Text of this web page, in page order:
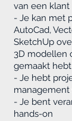
van een klant
- Je kan met
AutoCad,
SketchUp
3D modellen
gemaakt
- Je hebt
management
- Je bent
hands-on